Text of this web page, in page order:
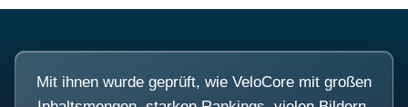
Mit ihnen wurde geprüft, wie VeloCore mit großen